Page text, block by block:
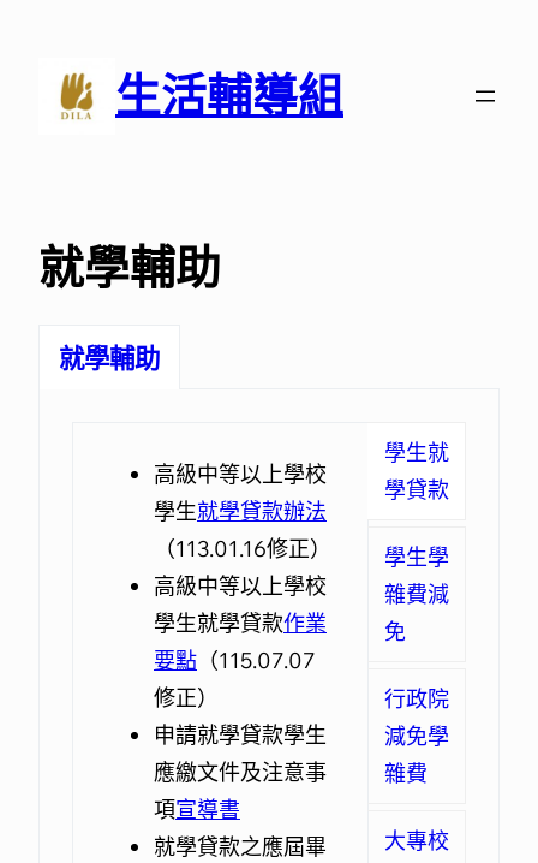
生活輔導組
就學輔助
就學輔助
學生就
學貸款
學生學
雜費減
免
行政院
減免學
雜費
大專校
高級中等以上學校
學生就學貸款辦法
（113.01.16修正）
高級中等以上學校
學生就學貸款作業
要點 （115.07.07
修正）
申請就學貸款學生
應繳文件及注意事
項宣導書
就學貸款之應屆畢
學生就學優待減免學雜費
申請表（110.07.14修訂）
低收入戶學生及中低收入
戶學生就讀高級中等以上
學校學雜費減免辦法
（105.03.08修正）
特殊境遇家庭子女孫子女
就讀高級中等以上學校學
雜費減免辦法
（104.03.04修正）
現役軍人子女就讀中等以
教育部補助私立大專校院減
免學雜費差額要點
（114.01.17修正）
大專校院不利處境學生計畫
資訊 承辦人 黃齡瑤 電話02-
24980707分機5263
大專校院不利處境學生助學
計畫（115.06.30修正）
弱勢學生助學計畫作業
(113.09.25修正）、
助學金、
生活助學金申請表 、中低收
入戶學生住宿減免 申請表、
存款利息
完善經濟不利學生學習輔導
學生緊急紓困助學金實施要
點（112.03.29修正）
教育部學產基金設置急難慰
問金實施要點（115.07.06修
正）申請表(11401改
版)Word檔、PDF檔
證明範本(WORD版
僑務委員會補助僑生工讀金
及學習扶助金要點
（115.12.26修正）
在校生服務奉獻獎助金
作業
要點（114.05.14修正）
申請
表、 工作紀錄表、
付款資料
獎助學金實施辦法
（109.05.13修訂）
佛教學系東初老和尚留學獎
學金作業要點（108.11.13修
正）、申請表
僧伽暨佛教學系在家眾獎助
學金作業要點
（112.03.29修
正）、僧伽獎助學金
申請
表、佛教學系在家眾
申請表
學生獎學金
(114.09.04修訂) 、學士班菁
教育部研究生助學金
作業要
點（112.09.27修訂）、申請
表、紀錄考核表、印領清冊
碩、博士班優秀僑生獎學金
作業要點、申請書
（108.11.13修訂）
僑務委員會獎勵學行優良僑
生獎學金核發要點
（111.01.12修訂）
發給蒙藏語文獎學金實施要
點（113.10.15修訂）、
申請